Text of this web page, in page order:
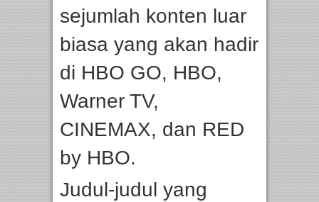
sejumlah konten luar
biasa yang akan hadir
di HBO GO, HBO,
Warner TV,
CINEMAX, dan RED
by HBO.
Judul-judul yang